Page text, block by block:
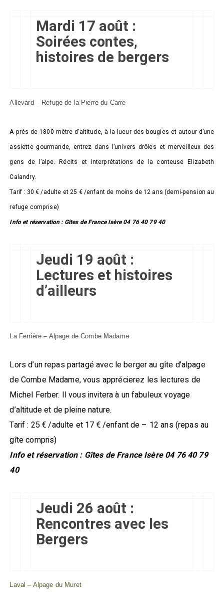
Mardi 17 août :
Soirées contes,
histoires de bergers
Allevard – Refuge de la Pierre du Carre
A prés de 1800 mètre d’altitude, à la lueur des bougies et autour d’une
assiette gourmande, entrez dans l’univers drôles et merveilleux des
gens de l’alpe. Récits et interprétations de la conteuse Elizabeth
Calandry.
Tarif : 30 € /adulte et 25 € /enfant de moins de 12 ans (demi-pension au
refuge comprise)
Info et réservation : Gîtes de France Isère 04 76 40 79 40
Jeudi 19 août :
Lectures et histoires
d’ailleurs
La Ferrière – Alpage de Combe Madame
Lors d’un repas partagé avec le berger au gîte d’alpage
de Combe Madame, vous apprécierez les lectures de
Michel Ferber. Il vous invitera à un fabuleux voyage
d’altitude et de pleine nature.
Tarif : 25 € /adulte et 17 € /enfant de – 12 ans (repas au
gîte compris)
Info et réservation : Gîtes de France Isère 04 76 40 79
40
Jeudi 26 août :
Rencontres avec les
Bergers
Laval – Alpage du Muret